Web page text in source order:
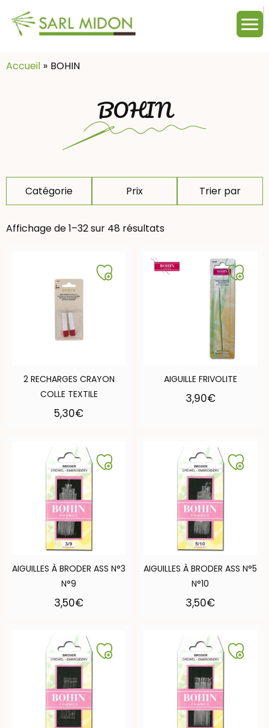
Accueil
BOHIN
BOHIN
Catégorie Prix Trier par
Affichage de 1–32 sur 48 résultats
2 RECHARGES CRAYON
COLLE TEXTILE
5,30€
AIGUILLE FRIVOLITE
3,90€
AIGUILLES À BRODER ASS N°3
N°9
3,50€
AIGUILLES À BRODER ASS N°5
N°10
3,50€